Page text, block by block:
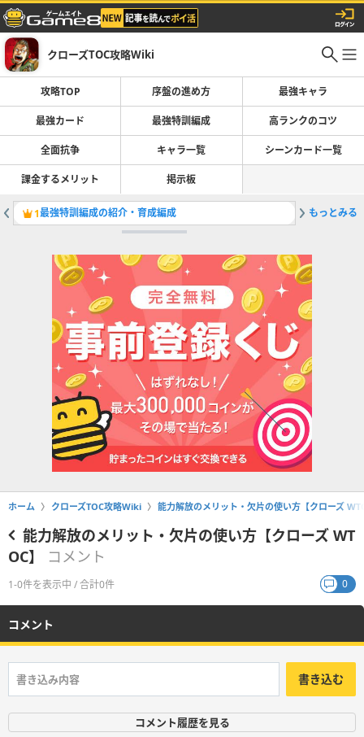
クローズTOC攻略Wiki
攻略TOP 序盤の進め方 最強キャラ
最強カード 最強特訓編成 高ランクのコツ
全面抗争 キャラ一覧 シーンカード一覧
課金するメリット 掲示板
1最強特訓編成の紹介・育成編成 2春道一
もっとみる
ホーム クローズTOC攻略Wiki 能力解放のメリット・欠片の使い方【クローズ
能力解放のメリット・欠片の使い方【クローズ WT
OC】
コメント
1-0件を表示中 / 合計0件 0
コメント
書き込む
コメント履歴を見る